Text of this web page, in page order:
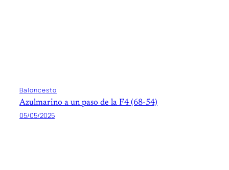
Baloncesto
Azulmarino a un paso de la F4 (68-54)
05/05/2025